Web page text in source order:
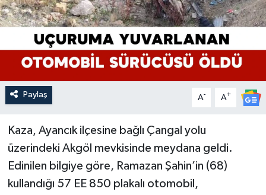
Paylaş A- A+
Kaza, Ayancık ilçesine bağlı Çangal yolu
üzerindeki Akgöl mevkisinde meydana geldi.
Edinilen bilgiye göre, Ramazan Şahin’in (68)
kullandığı 57 EE 850 plakalı otomobil,